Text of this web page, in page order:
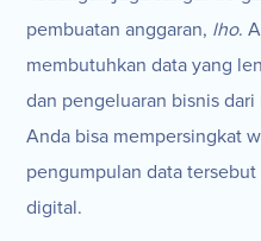
pembuatan anggaran, lho.
membutuhkan data yang
dan pengeluaran bisnis
Anda bisa mempersingkat
pengumpulan data
digital.